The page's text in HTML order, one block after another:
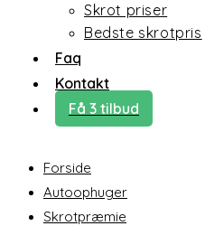
Skrot priser
Bedste skrotpris
Faq
Kontakt
Få 3 tilbud
Forside
Autoophuger
Skrotpræmie